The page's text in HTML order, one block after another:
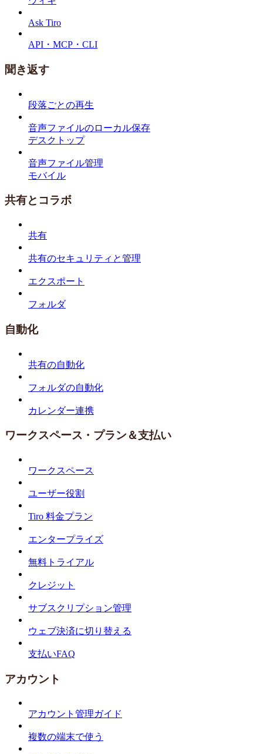
Ask Tiro
API・MCP・CLI
聞き返す
段落ごとの再生
音声ファイルのローカル保存
デスクトップ
音声ファイル管理
モバイル
共有とコラボ
共有
共有のセキュリティと管理
エクスポート
フォルダ
自動化
共有の自動化
フォルダの自動化
カレンダー連携
ワークスペース・プラン＆支払い
ワークスペース
ユーザー役割
Tiro 料金プラン
エンタープライズ
無料トライアル
クレジット
サブスクリプション管理
ウェブ決済に切り替える
支払いFAQ
アカウント
アカウント管理ガイド
複数の端末で使う